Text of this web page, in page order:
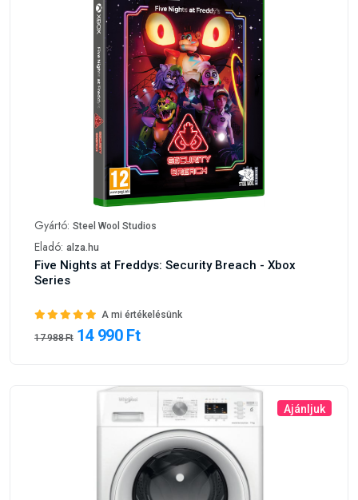
Gyártó: Steel Wool Studios
Eladó: alza.hu
Five Nights at Freddys: Security Breach - Xbox
Series
A mi értékelésünk
17 988 Ft 14 990 Ft
Ajánljuk